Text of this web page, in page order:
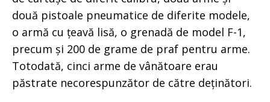
două pistoale pneumatice de diferite modele,
o armă cu țeavă lisă, o grenadă de model F-1,
precum și 200 de grame de praf pentru arme.
Totodată, cinci arme de vânătoare erau
păstrate necorespunzător de către deținători.